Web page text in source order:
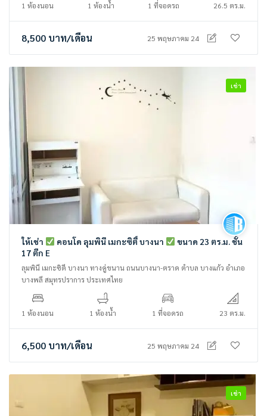
1 ห้องนอน 1 ห้องน้ำ 1 ที่จอดรถ 26.5 ตร.ม.
8,500 บาท/เดือน 25 พฤษภาคม 24
เช่า
ให้เช่า คอนโด ลุมพินี เมกะซิตี้ บางนา
ขนาด 23 ตร.ม. ชั้น
17 ตึก E
ลุมพินี เมกะซิตี บางนา ทางคู่ขนาน ถนนบางนา-ตราด ตำบล บางแก้ว อำเภอ
บางพลี สมุทรปราการ ประเทศไทย
1 ห้องนอน 1 ห้องน้ำ 1 ที่จอดรถ 23 ตร.ม.
6,500 บาท/เดือน 25 พฤษภาคม 24
เช่า